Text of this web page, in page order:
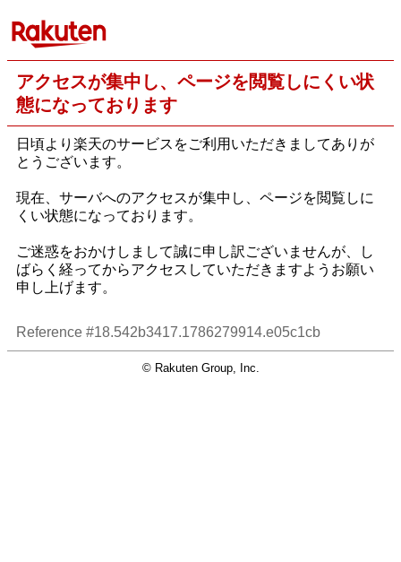
アクセスが集中し、ページを閲覧しにくい状
態になっております
日頃より楽天のサービスをご利用いただきましてありが
とうございます。
現在、サーバへのアクセスが集中し、ページを閲覧しに
くい状態になっております。
ご迷惑をおかけしまして誠に申し訳ございませんが、し
ばらく経ってからアクセスしていただきますようお願い
申し上げます。
Reference #18.542b3417.1786279914.e05c1cb
© Rakuten Group, Inc.